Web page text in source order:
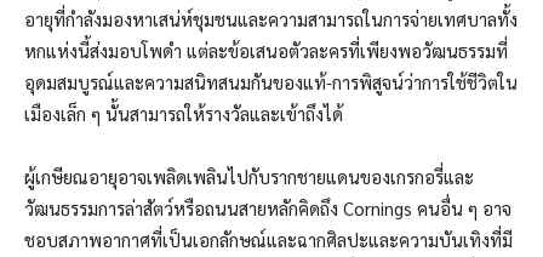
อายุที่กำลังมองหาเสน่ห์ชุมชนและความสามารถในการจ่ายเทศบาลทั้ง
หกแห่งนี้ส่งมอบโพดำ แต่ละข้อเสนอตัวละครที่เพียงพอวัฒนธรรมที่
อุดมสมบูรณ์และความสนิทสนมกันของแท้-การพิสูจน์ว่าการใช้ชีวิตใน
เมืองเล็ก ๆ นั้นสามารถให้รางวัลและเข้าถึงได้
ผู้เกษียณอายุอาจเพลิดเพลินไปกับรากชายแดนของเกรกอรี่และ
วัฒนธรรมการล่าสัตว์หรือถนนสายหลักคิดถึง Cornings คนอื่น ๆ อาจ
ชอบสภาพอากาศที่เป็นเอกลักษณ์และฉากศิลปะและความบันเทิงที่มี